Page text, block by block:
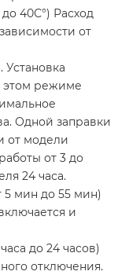
40С°) Расход
от
этом режиме
Одной заправки
от модели
от 3 до
24 часа.
мин до 55 мин)
и
до 24 часов)
отключения.